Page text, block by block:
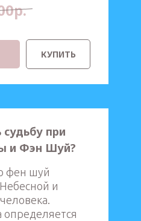
КУПИТЬ
при
и Фэн Шуй?
фен шуй
и
определяется